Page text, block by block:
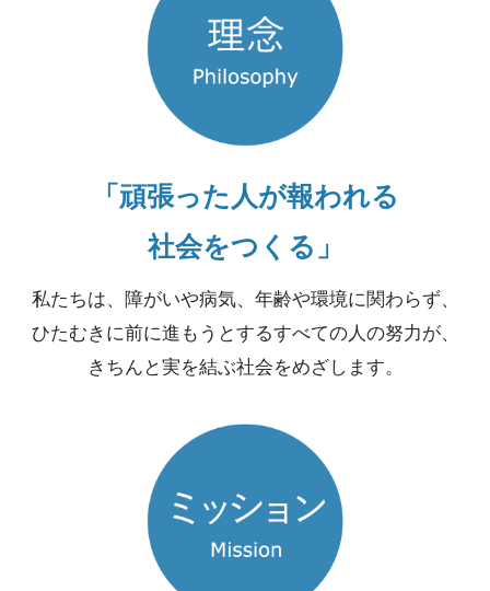
「頑張った人が報われる
社会をつくる」
私たちは、障がいや病気、年齢や環境に関わらず、
ひたむきに前に進もうとするすべての人の努力が、
きちんと実を結ぶ社会をめざします。